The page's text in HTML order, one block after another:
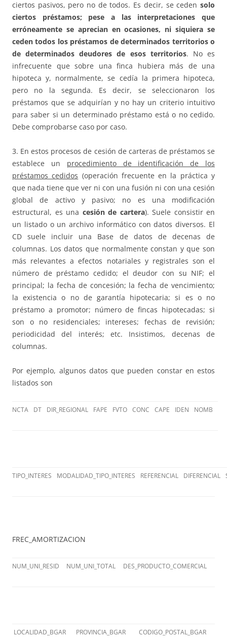
ciertos pasivos, pero no de todos. Es decir, se ceden solo
ciertos préstamos; pese a las interpretaciones que
erróneamente se aprecian en ocasiones, ni siquiera se
ceden todos los préstamos de determinados territorios o
de determinados deudores de esos territorios. No es
infrecuente que sobre una finca hubiera más de una
hipoteca y, normalmente, se cedía la primera hipoteca,
pero no la segunda. Es decir, se seleccionaron los
préstamos que se adquirían y no hay un criterio intuitivo
para saber si un determinado préstamo está o no cedido.
Debe comprobarse caso por caso.
3. En estos procesos de cesión de carteras de préstamos se
establece un procedimiento de identificación de los
préstamos cedidos (operación frecuente en la práctica y
que nada tiene que ver ni con una fusión ni con una cesión
global de activo y pasivo; no es una modificación
estructural, es una cesión de cartera). Suele consistir en
un listado o un archivo informático con datos diversos. El
CD suele incluir una Base de datos de decenas de
columnas. Los datos que normalmente constan y que son
más relevantes a efectos notariales y registrales son el
número de préstamo cedido; el deudor con su NIF; el
principal; la fecha de concesión; la fecha de vencimiento;
la existencia o no de garantía hipotecaria; si es o no
préstamo a promotor; número de fincas hipotecadas; si
son o no residenciales; intereses; fechas de revisión;
periodicidad del interés; etc. Insistimos, decenas de
columnas.
Por ejemplo, algunos datos que pueden constar en estos
listados son
NCTA DT DIR_REGIONAL FAPE FVTO CONC CAPE IDEN NOMB
TIPO_INTERES MODALIDAD_TIPO_INTERES REFERENCIAL DIFERENCIAL
FREC_AMORTIZACION
NUM_UNI_RESID NUM_UNI_TOTAL DES_PRODUCTO_COMERCIAL
LOCALIDAD_BGAR PROVINCIA_BGAR CODIGO_POSTAL_BGAR